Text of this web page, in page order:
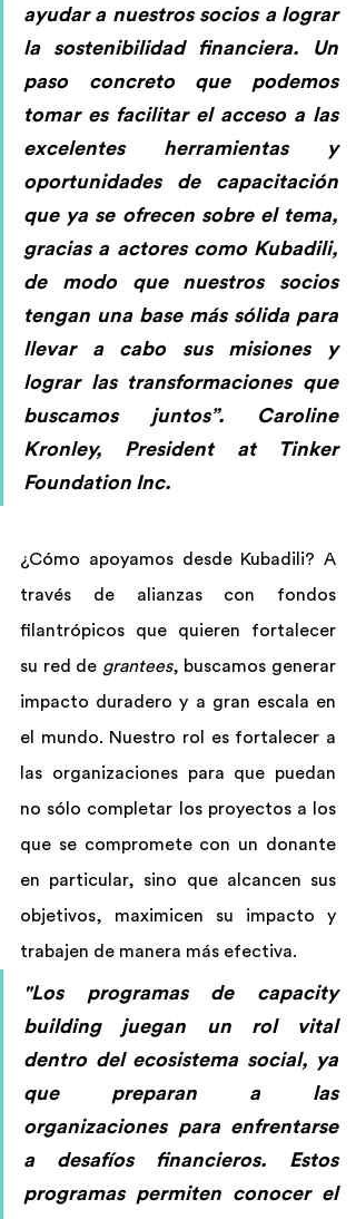
ayudar a nuestros socios a lograr
la sostenibilidad financiera. Un
paso concreto que podemos
tomar es facilitar el acceso a las
excelentes herramientas y
oportunidades de capacitación
que ya se ofrecen sobre el tema,
gracias a actores como Kubadili,
de modo que nuestros socios
tengan una base más sólida para
llevar a cabo sus misiones y
lograr las transformaciones que
buscamos juntos”.
Caroline
Kronley, President at Tinker
Foundation Inc.
¿Cómo apoyamos desde Kubadili? A
través de alianzas con fondos
filantrópicos que quieren fortalecer
su red de grantees, buscamos generar
impacto duradero y a gran escala en
el mundo. Nuestro rol es fortalecer a
las organizaciones para que puedan
no sólo completar los proyectos a los
que se compromete con un donante
en particular, sino que alcancen sus
objetivos, maximicen su impacto y
trabajen de manera más efectiva.
"Los programas de capacity
building juegan un rol vital
dentro del ecosistema social, ya
que preparan a las
organizaciones para enfrentarse
a desafíos financieros. Estos
programas permiten conocer el